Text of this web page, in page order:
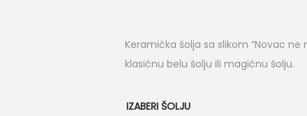
Keramička šolja sa slikom “Novac
klasičnu belu šolju ili magičnu šolju.
IZABERI ŠOLJU